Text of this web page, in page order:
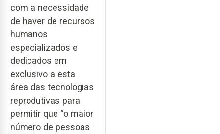
com a necessidade
de haver de recursos
humanos
especializados e
dedicados em
exclusivo a esta
área das tecnologias
reprodutivas para
permitir que “o maior
número de pessoas